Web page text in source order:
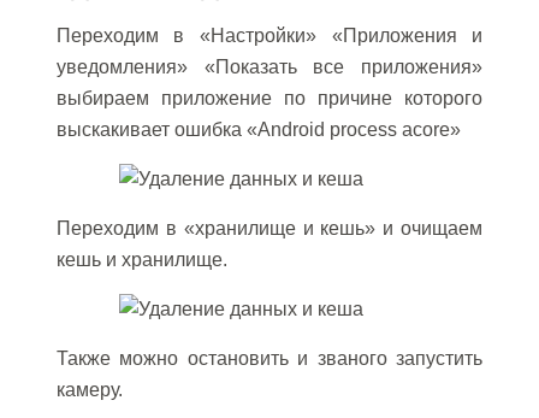
Переходим в «Настройки» «Приложения и
уведомления» «Показать все приложения»
выбираем приложение по причине которого
выскакивает ошибка «Android process acore»
Переходим в «хранилище и кешь» и очищаем
кешь и хранилище.
Также можно остановить и званого запустить
камеру.